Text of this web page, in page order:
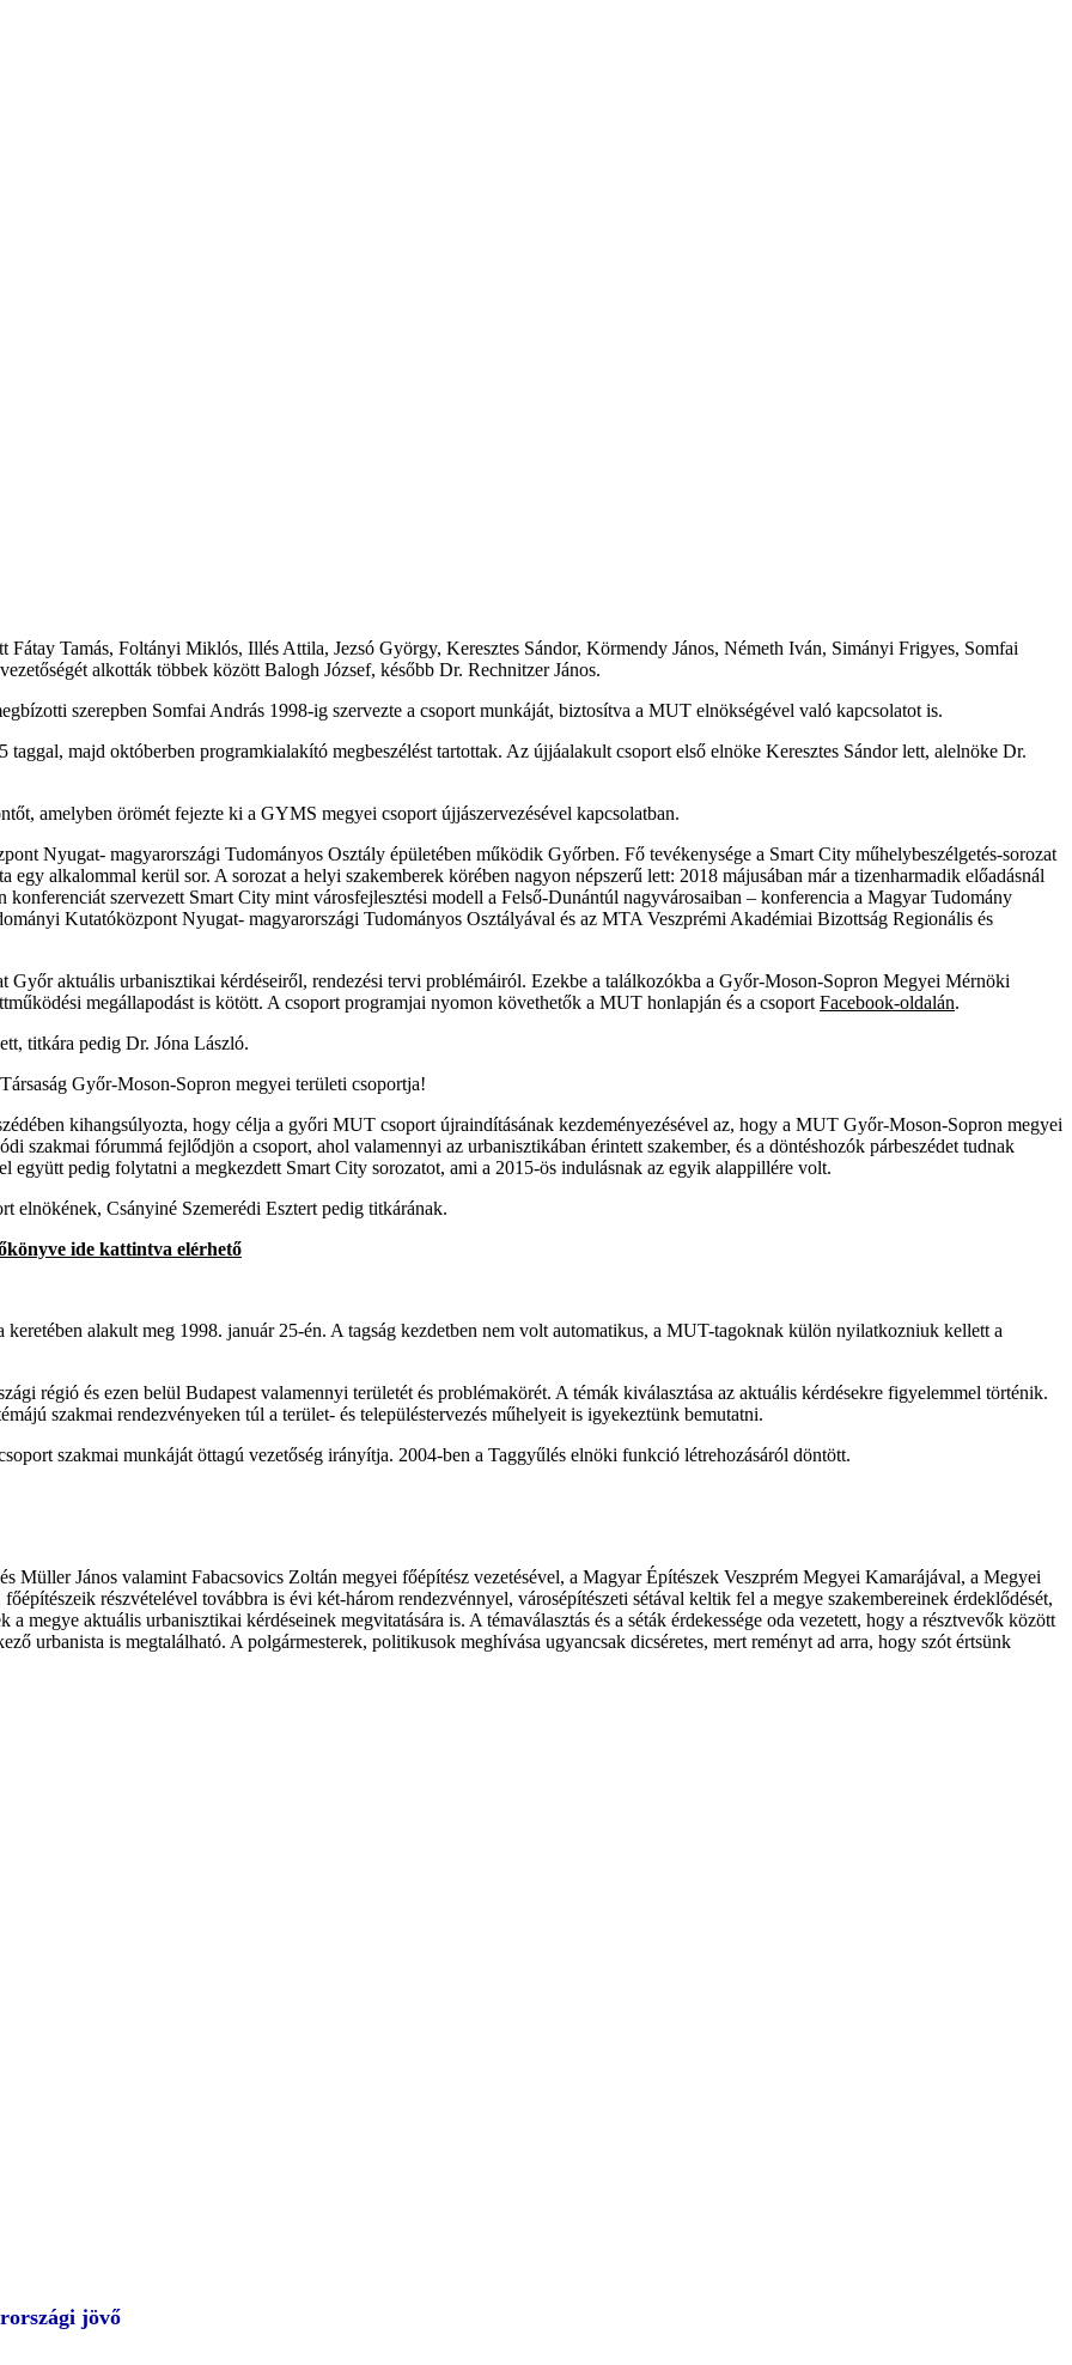
Tamás, Foltányi Miklós, Illés Attila, Jezsó György, Keresztes Sándor, Körmendy János, Németh Iván, Simányi Frigyes, Somfai
alkották többek között Balogh József, később Dr. Rechnitzer János.
szerepben Somfai András 1998-ig szervezte a csoport munkáját, biztosítva a MUT elnökségével való kapcsolatot is.
majd októberben programkialakító megbeszélést tartottak. Az újjáalakult csoport első elnöke Keresztes Sándor lett, alelnöke Dr.
amelyben örömét fejezte ki a GYMS megyei csoport újjászervezésével kapcsolatban.
Nyugat- magyarországi Tudományos Osztály épületében működik Győrben. Fő tevékenysége a Smart City műhelybeszélgetés-sorozat
alkalommal kerül sor. A sorozat a helyi szakemberek körében nagyon népszerű lett: 2018 májusában már a tizenharmadik előadásnál
szervezett Smart City mint városfejlesztési modell a Felső-Dunántúl nagyvárosaiban – konferencia a Magyar Tudomány
Kutatóközpont Nyugat- magyarországi Tudományos Osztályával és az MTA Veszprémi Akadémiai Bizottság Regionális és
Győr aktuális urbanisztikai kérdéseiről, rendezési tervi problémáiról. Ezekbe a találkozókba a Győr-Moson-Sopron Megyei Mérnöki
megállapodást is kötött. A csoport programjai nyomon követhetők a MUT honlapján és a csoport Facebook-oldalán.
titkára pedig Dr. Jóna László.
Győr-Moson-Sopron megyei területi csoportja!
kihangsúlyozta, hogy célja a győri MUT csoport újraindításának kezdeményezésével az, hogy a MUT Győr-Moson-Sopron megyei
szakmai fórummá fejlődjön a csoport, ahol valamennyi az urbanisztikában érintett szakember, és a döntéshozók párbeszédet tudnak
pedig folytatni a megkezdett Smart City sorozatot, ami a 2015-ös indulásnak az egyik alappillére volt.
elnökének, Csányiné Szemerédi Esztert pedig titkárának.
ide kattintva elérhető
alakult meg 1998. január 25-én. A tagság kezdetben nem volt automatikus, a MUT-tagoknak külön nyilatkozniuk kellett a
régió és ezen belül Budapest valamennyi területét és problémakörét. A témák kiválasztása az aktuális kérdésekre figyelemmel történik.
szakmai rendezvényeken túl a terület- és településtervezés műhelyeit is igyekeztünk bemutatni.
szakmai munkáját öttagú vezetőség irányítja. 2004-ben a Taggyűlés elnöki funkció létrehozásáról döntött.
Müller János valamint Fabacsovics Zoltán megyei főépítész vezetésével, a Magyar Építészek Veszprém Megyei Kamarájával, a Megyei
részvételével továbbra is évi két-három rendezvénnyel, városépítészeti sétával keltik fel a megye szakembereinek érdeklődését,
megye aktuális urbanisztikai kérdéseinek megvitatására is. A témaválasztás és a séták érdekessége oda vezetett, hogy a résztvevők között
urbanista is megtalálható. A polgármesterek, politikusok meghívása ugyancsak dicséretes, mert reményt ad arra, hogy szót értsünk
jövő